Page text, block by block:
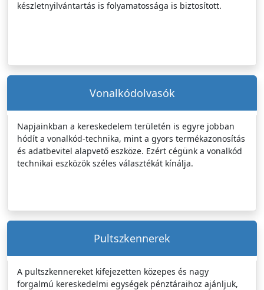
készletnyilvántartás is folyamatossága is biztosított.
Vonalkódolvasók
Napjainkban a kereskedelem területén is egyre jobban
hódít a vonalkód-technika, mint a gyors termékazonosítás
és adatbevitel alapvető eszköze. Ezért cégünk a vonalkód
technikai eszközök széles választékát kínálja.
Pultszkennerek
A pultszkennereket kifejezetten közepes és nagy
forgalmú kereskedelmi egységek pénztáraihoz ajánljuk,